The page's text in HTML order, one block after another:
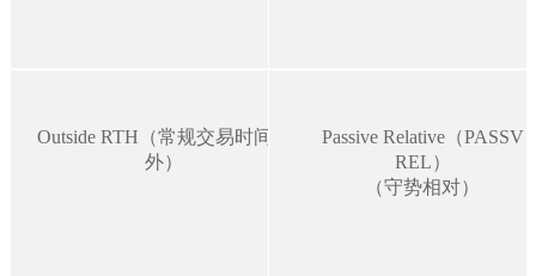
Outside RTH（常规交易时间以
外）
Passive Relative（PASSV
REL）
（守势相对）